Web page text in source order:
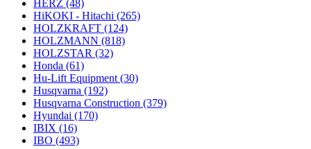
HERZ (48)
HiKOKI - Hitachi (265)
HOLZKRAFT (124)
HOLZMANN (818)
HOLZSTAR (32)
Honda (61)
Hu-Lift Equipment (30)
Husqvarna (192)
Husqvarna Construction (379)
Hyundai (170)
IBIX (16)
IBO (493)